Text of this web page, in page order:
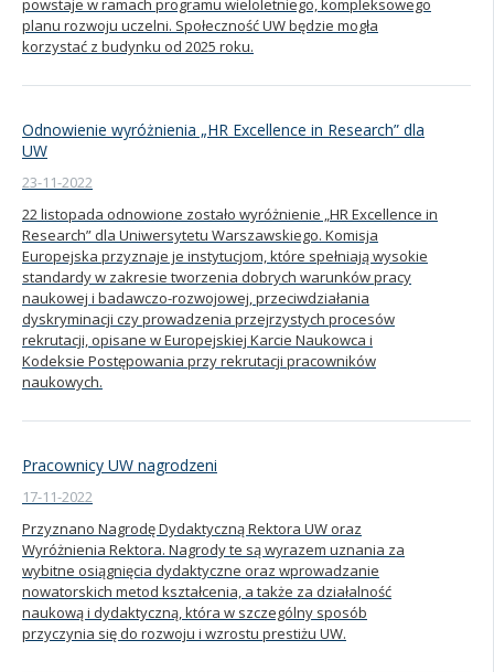
powstaje w ramach programu wieloletniego, kompleksowego
planu rozwoju uczelni. Społeczność UW będzie mogła
korzystać z budynku od 2025 roku.
Odnowienie wyróżnienia „HR Excellence in Research” dla
UW
23-11-2022
22 listopada odnowione zostało wyróżnienie „HR Excellence in
Research” dla Uniwersytetu Warszawskiego. Komisja
Europejska przyznaje je instytucjom, które spełniają wysokie
standardy w zakresie tworzenia dobrych warunków pracy
naukowej i badawczo-rozwojowej, przeciwdziałania
dyskryminacji czy prowadzenia przejrzystych procesów
rekrutacji, opisane w Europejskiej Karcie Naukowca i
Kodeksie Postępowania przy rekrutacji pracowników
naukowych.
Pracownicy UW nagrodzeni
17-11-2022
Przyznano Nagrodę Dydaktyczną Rektora UW oraz
Wyróżnienia Rektora. Nagrody te są wyrazem uznania za
wybitne osiągnięcia dydaktyczne oraz wprowadzanie
nowatorskich metod kształcenia, a także za działalność
naukową i dydaktyczną, która w szczególny sposób
przyczynia się do rozwoju i wzrostu prestiżu UW.